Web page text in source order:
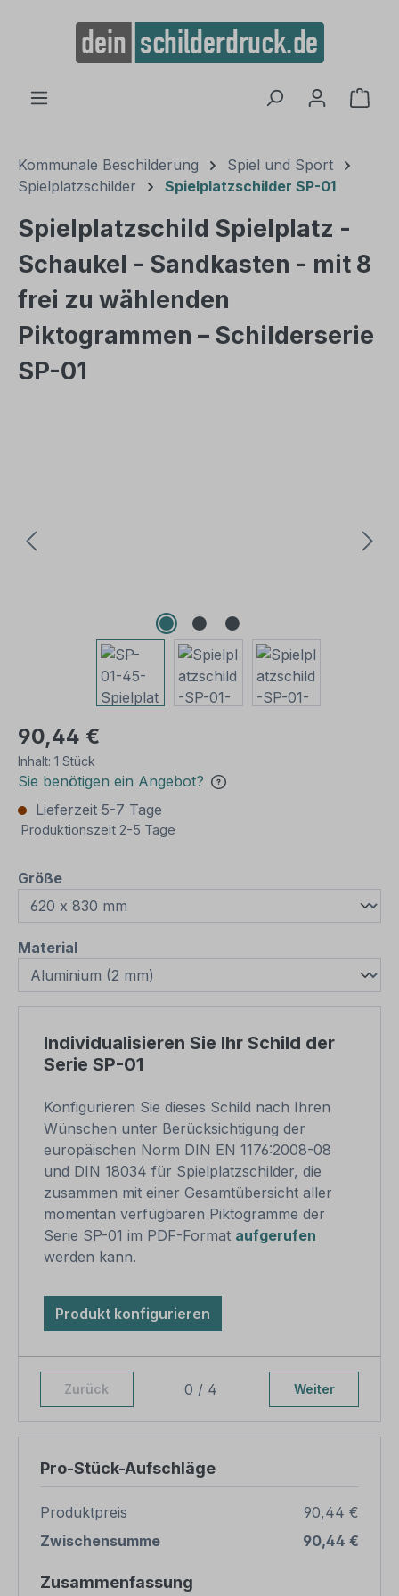
springen
Kommunale Beschilderung
Spiel und Sport
Spielplatzschilder
Spielplatzschilder SP-01
Spielplatzschild Spielplatz -
Schaukel - Sandkasten - mit 8
frei zu wählenden
Piktogrammen – Schilderserie
SP-01
90,44 €
Inhalt: 1 Stück
Sie benötigen ein Angebot?
Lieferzeit 5-7 Tage
Produktionszeit 2-5 Tage
Größeauswählen
Materialauswählen
Individualisieren Sie Ihr Schild der
Serie SP-01
Konfigurieren Sie dieses Schild nach Ihren
Wünschen unter Berücksichtigung der
europäischen Norm DIN EN 1176:2008-08
und DIN 18034 für Spielplatzschilder, die
zusammen mit einer Gesamtübersicht aller
momentan verfügbaren Piktogramme der
Serie SP-01 im PDF-Format aufgerufen
werden kann.
Produkt konfigurieren
Zurück 0 / 4 Weiter
Pro-Stück-Aufschläge
Produktpreis
90,44 €
Zwischensumme
90,44 €
Zusammenfassung